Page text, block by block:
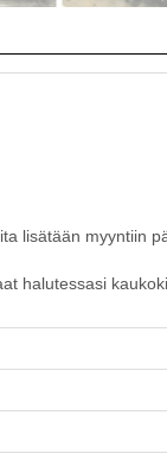
lisätään myyntiin
halutessasi